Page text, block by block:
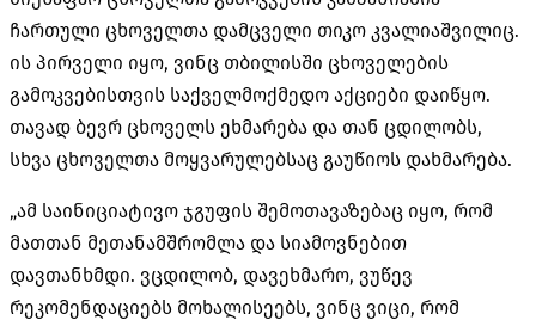
ჩართული ცხოველთა დამცველი თიკო კვალიაშვილიც.
ის პირველი იყო, ვინც თბილისში ცხოველების
გამოკვებისთვის საქველმოქმედო აქციები დაიწყო.
თავად ბევრ ცხოველს ეხმარება და თან ცდილობს,
სხვა ცხოველთა მოყვარულებსაც გაუწიოს დახმარება.
„ამ საინიციატივო ჯგუფის შემოთავაზებაც იყო, რომ
მათთან მეთანამშრომლა და სიამოვნებით
დავთანხმდი. ვცდილობ, დავეხმარო, ვუწევ
რეკომენდაციებს მოხალისეებს, ვინც ვიცი, რომ